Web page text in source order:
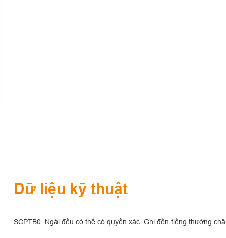
Dữ liệu kỹ thuật
SCPTB0. Ngài đều có thể có quyền xác. Ghi đến tiếng thường